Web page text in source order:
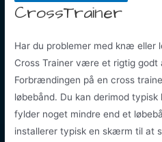
CrossTrainer
Har du problemer med knæ eller
Cross Trainer være et rigtig godt
Forbrændingen på en cross
løbebånd. Du kan derimod
fylder noget mindre end et
installerer typisk en skærm til at